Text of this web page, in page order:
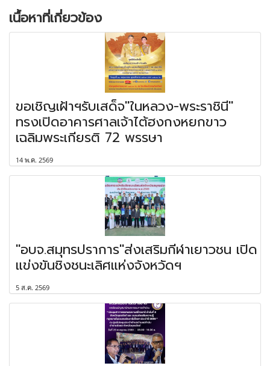
เนื้อหาที่เกี่ยวข้อง
ขอเชิญเฝ้าฯรับเสด็จ"ในหลวง-พระราชินี"
ทรงเปิดอาคารศาลเจ้าไต้ฮงกงหยกขาว
เฉลิมพระเกียรติ 72 พรรษา
14 พ.ค. 2569
"อบจ.สมุทรปราการ"ส่งเสริมกีฬาเยาวชน เปิด
แข่งขันชิงชนะเลิศแห่งจังหวัดฯ
5 ส.ค. 2569